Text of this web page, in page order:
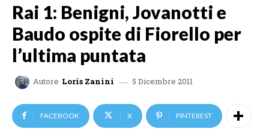
Rai 1: Benigni, Jovanotti e
Baudo ospite di Fiorello per
l’ultima puntata
Autore Loris Zanini 5 Dicembre 2011
FACEBOOK X PINTEREST